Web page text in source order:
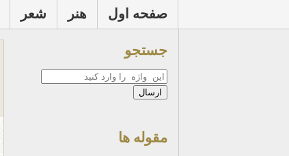
شعر هنر صفحه اول
جستجو
جستجو
مقوله ها